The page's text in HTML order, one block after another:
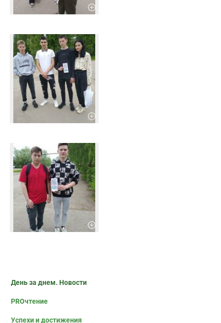
День за днем. Новости
PROчтение
Успехи и достижения